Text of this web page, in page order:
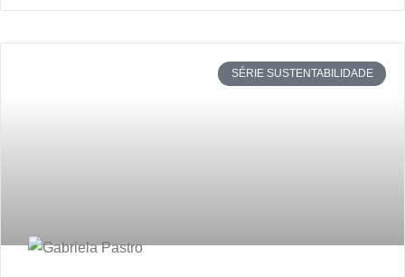
SÉRIE SUSTENTABILIDADE